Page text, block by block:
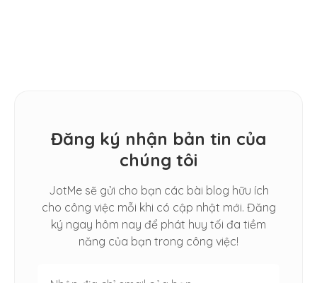
Đăng ký nhận bản tin của
chúng tôi
JotMe sẽ gửi cho bạn các bài blog hữu ích
cho công việc mỗi khi có cập nhật mới. Đăng
ký ngay hôm nay để phát huy tối đa tiềm
năng của bạn trong công việc!